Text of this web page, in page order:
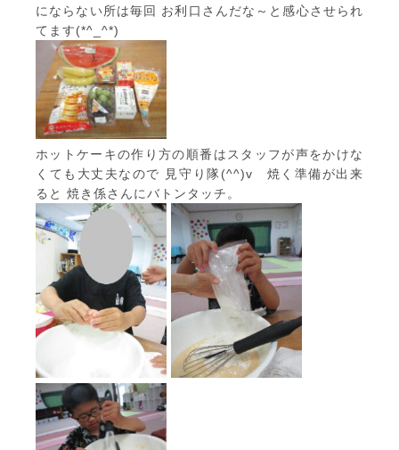
にならない所は毎回 お利口さんだな～と感心させられ
てます(*^_^*)
ホットケーキの作り方の順番はスタッフが声をかけな
くても大丈夫なので 見守り隊(^^)v 焼く準備が出来
ると 焼き係さんにバトンタッチ。